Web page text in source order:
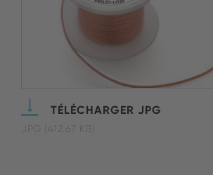
TÉLÉCHARGER JPG